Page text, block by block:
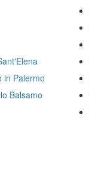
in Palermo
Balsamo